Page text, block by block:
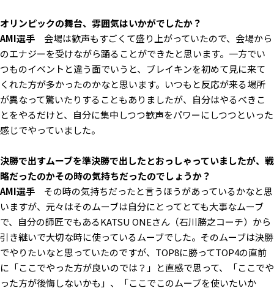
――オリンピックの舞台、雰囲気はいかがでしたか？
AMI選手 会場は歓声もすごくて盛り上がっていたので、会場から
のエナジーを受けながら踊ることができたと思います。一方でい
つものイベントと違う面でいうと、ブレイキンを初めて見に来て
くれた方が多かったのかなと思います。いつもと反応が来る場所
が異なって驚いたりすることもありましたが、自分はやるべきこ
とをやるだけと、自分に集中しつつ歓声をパワーにしつつといった
感じでやっていました。
――決勝で出すムーブを準決勝で出したとおっしゃっていましたが、戦
略だったのかその時の気持ちだったのでしょうか？
AMI選手 その時の気持ちだったと言うほうがあっているかなと思
いますが、元々はそのムーブは自分にとってとても大事なムーブ
で、自分の師匠でもあるKATSU ONEさん（石川勝之コーチ）から
引き継いで大切な時に使っているムーブでした。そのムーブは決勝
でやりたいなと思っていたのですが、TOP8に勝ってTOP4の直前
に「ここでやった方が良いのでは？」と直感で思って、「ここでや
った方が後悔しないかも」、「ここでこのムーブを使いたいか